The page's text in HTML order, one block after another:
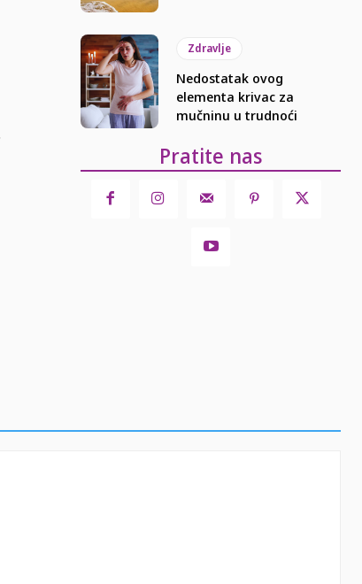
Zdravlje
Nedostatak ovog
elementa krivac za
mučninu u trudnoći
Pratite nas